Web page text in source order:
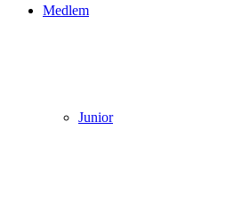
Medlem
Junior